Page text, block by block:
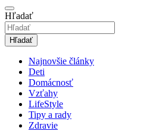
ModernaRodina.sk
Hľadať
Hľadať
Najnovšie články
Deti
Domácnosť
Vzťahy
LifeStyle
Tipy a rady
Zdravie